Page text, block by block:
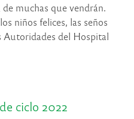
muchas que vendrán.
niños felices, las seños
Autoridades del Hospital
ciclo 2022